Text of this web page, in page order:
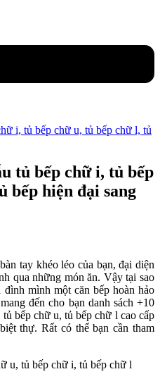
tủ bếp chữ i, tủ bếp
bếp hiện đại sang
tay khéo léo của bạn, đại diện
qua những món ăn. Vậy tại sao
mình một căn bếp hoàn hảo
đến cho bạn danh sách +10
bếp chữ u, tủ bếp chữ l cao cấp
thự. Rất có thể bạn cần tham